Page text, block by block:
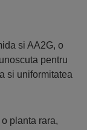
si AA2G, o
pentru
si uniformitatea
planta rara,